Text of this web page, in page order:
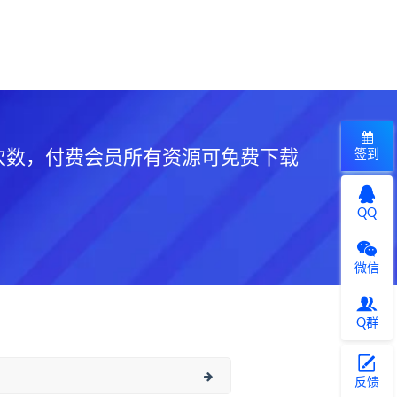
，付费会员所有资源可免费下载 签到
QQ
微信
Q群
反馈